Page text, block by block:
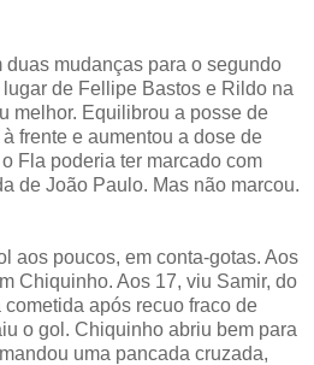
duas mudanças para o segundo
de Fellipe Bastos e Rildo na
melhor. Equilibrou a posse de
frente e aumentou a dose de
Fla poderia ter marcado com
de João Paulo. Mas não marcou.
aos poucos, em conta-gotas. Aos
Chiquinho. Aos 17, viu Samir, do
após recuo fraco de
o gol. Chiquinho abriu bem para
uma pancada cruzada,